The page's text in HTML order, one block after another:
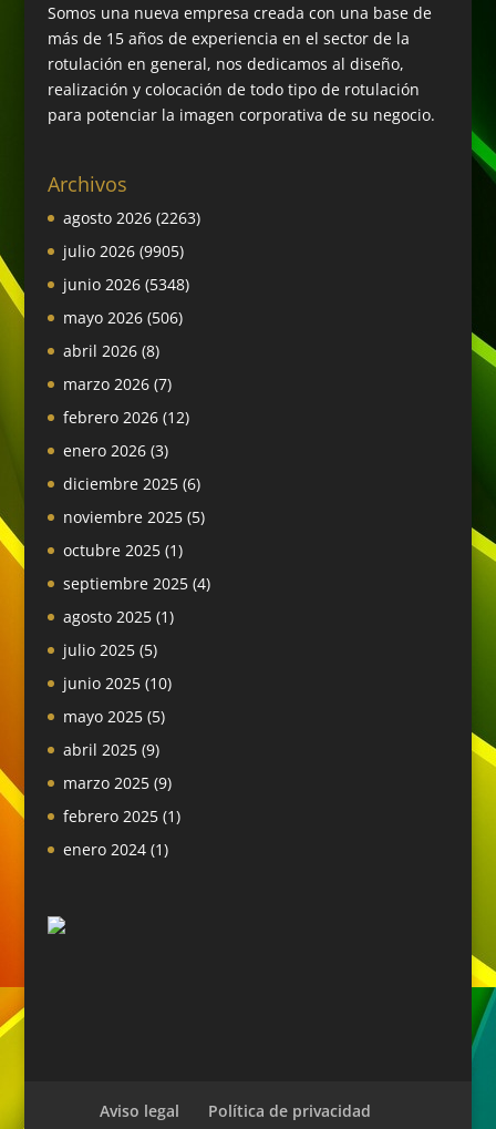
Somos una nueva empresa creada con una base de
más de 15 años de experiencia en el sector de la
rotulación en general, nos dedicamos al diseño,
realización y colocación de todo tipo de rotulación
para potenciar la imagen corporativa de su negocio.
Archivos
agosto 2026(2263)
julio 2026(9905)
junio 2026(5348)
mayo 2026(506)
abril 2026(8)
marzo 2026(7)
febrero 2026(12)
enero 2026(3)
diciembre 2025(6)
noviembre 2025(5)
octubre 2025(1)
septiembre 2025(4)
agosto 2025(1)
julio 2025(5)
junio 2025(10)
mayo 2025(5)
abril 2025(9)
marzo 2025(9)
febrero 2025(1)
enero 2024(1)
Aviso legal Política de privacidad